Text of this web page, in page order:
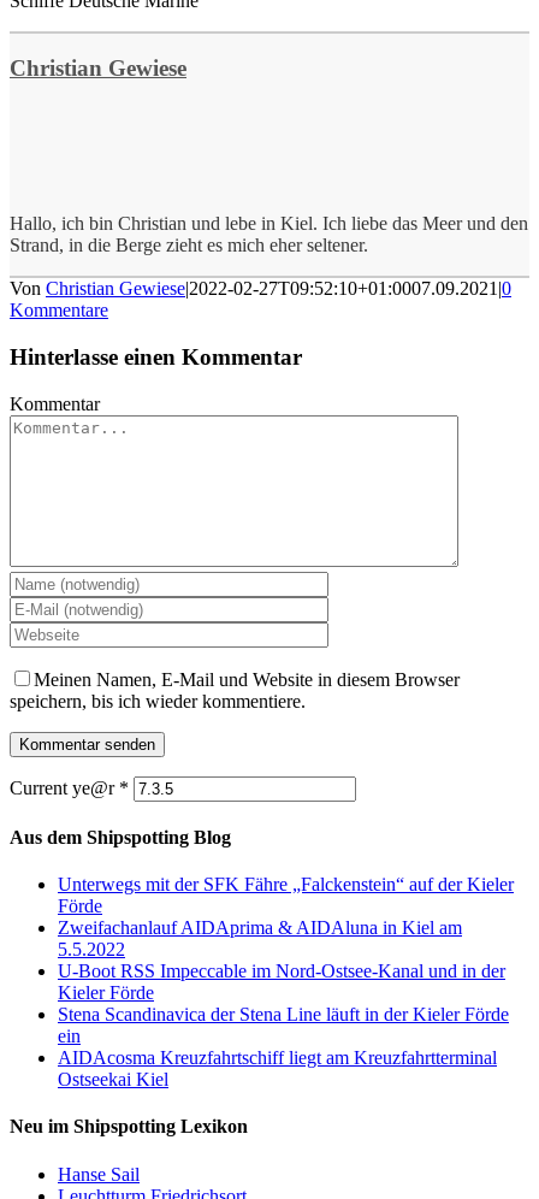
Christian Gewiese
Hallo, ich bin Christian und lebe in Kiel. Ich liebe das Meer und den
Strand, in die Berge zieht es mich eher seltener.
Von Christian Gewiese|2022-02-27T09:52:10+01:0007.09.2021 |0
Kommentare
Hinterlasse einen Kommentar
Kommentar
Meinen Namen, E-Mail und Website in diesem Browser
speichern, bis ich wieder kommentiere.
Current ye@r *
Aus dem Shipspotting Blog
Unterwegs mit der SFK Fähre „Falckenstein“ auf der Kieler
Förde
Zweifachanlauf AIDAprima & AIDAluna in Kiel am
5.5.2022
U-Boot RSS Impeccable im Nord-Ostsee-Kanal und in der
Kieler Förde
Stena Scandinavica der Stena Line läuft in der Kieler Förde
ein
AIDAcosma Kreuzfahrtschiff liegt am Kreuzfahrtterminal
Ostseekai Kiel
Neu im Shipspotting Lexikon
Hanse Sail